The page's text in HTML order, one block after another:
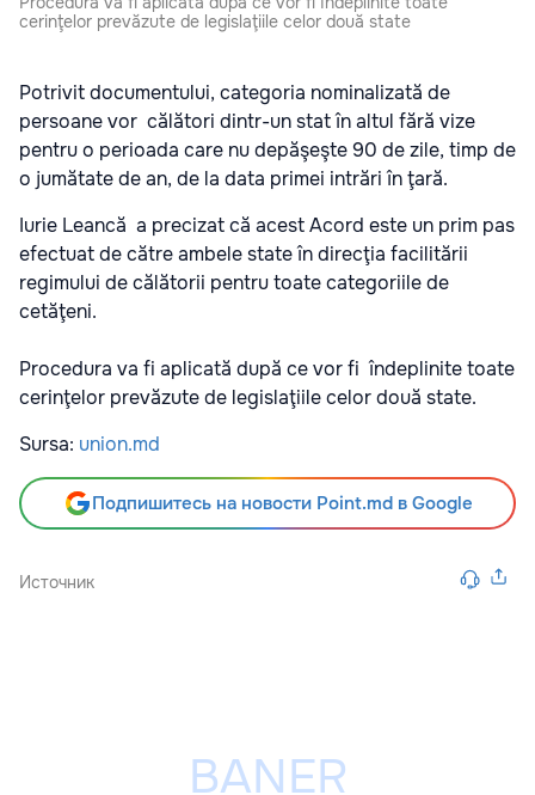
cerinţelor prevăzute de legislaţiile celor două state
Potrivit documentului, categoria nominalizată de
persoane vor călători dintr-un stat în altul fără vize
pentru o perioada care nu depăşeşte 90 de zile, timp de
o jumătate de an, de la data primei intrări în ţară.
Iurie Leancă a precizat că acest Acord este un prim pas
efectuat de către ambele state în direcţia facilitării
regimului de călătorii pentru toate categoriile de
cetăţeni.
Procedura va fi aplicată după ce vor fi îndeplinite toate
cerinţelor prevăzute de legislaţiile celor două state.
Sursa: union.md
Подпишитесь на новости Point.md в Google
Источник